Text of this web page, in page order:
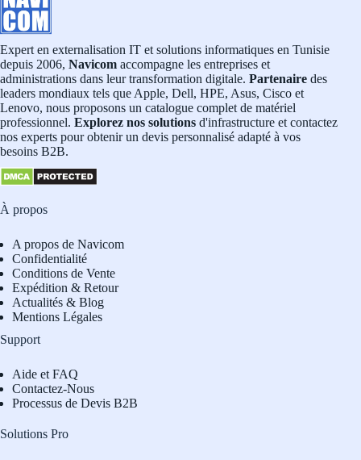
Expert en externalisation IT et solutions informatiques en Tunisie
depuis 2006, Navicom accompagne les entreprises et
administrations dans leur transformation digitale. Partenaire des
leaders mondiaux tels que Apple, Dell, HPE, Asus, Cisco et
Lenovo, nous proposons un catalogue complet de matériel
professionnel. Explorez nos solutions d'infrastructure et contactez
nos experts pour obtenir un devis personnalisé adapté à vos
besoins B2B.
À propos
A propos de Navicom
Confidentialité
Conditions de Vente
Expédition & Retour
Actualités & Blog
Mentions Légales
Support
Aide et FAQ
Contactez-Nous
Processus de Devis B2B
Solutions Pro